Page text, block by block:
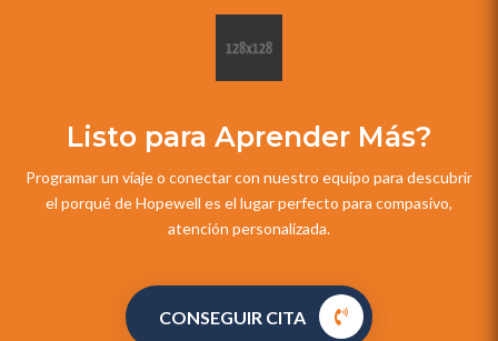
Listo para Aprender Más?
Programar un viaje o conectar con nuestro equipo para descubrir
el porqué de Hopewell es el lugar perfecto para compasivo,
atención personalizada.
CONSEGUIR CITA